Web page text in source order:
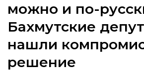
можно и по-
Бахмутские
нашли
решение